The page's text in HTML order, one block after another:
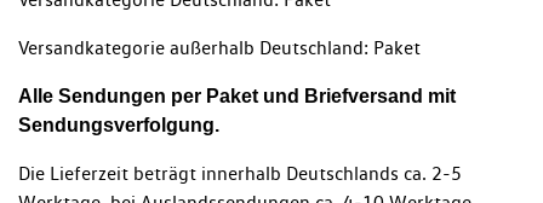
Versandkategorie außerhalb Deutschland: Paket
Alle Sendungen per Paket und Briefversand mit
Sendungsverfolgung.
Die Lieferzeit beträgt innerhalb Deutschlands ca. 2-5